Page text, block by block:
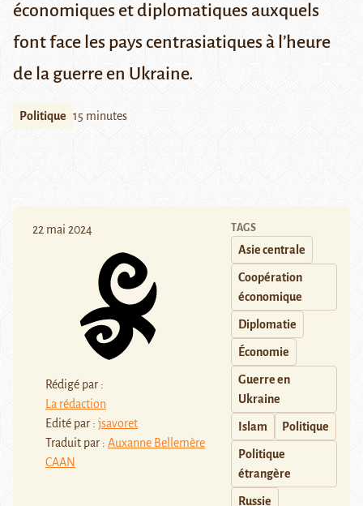
économiques et diplomatiques auxquels
font face les pays centrasiatiques à l’heure
de la guerre en Ukraine.
Politique 15 minutes
22 mai 2024
Rédigé par :
La rédaction
Edité par : jsavoret
Traduit par : Auxanne Bellemère
CAAN
TAGS
Asie centrale
Coopération
économique
Diplomatie
Économie
Guerre en
Ukraine
Islam Politique
Politique
étrangère
Russie